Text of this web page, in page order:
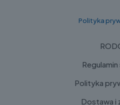
Polityka
Polityka
Dostawa i